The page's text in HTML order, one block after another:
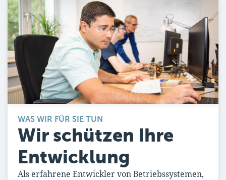
WAS WIR FÜR SIE TUN
Wir schützen Ihre
Entwicklung
Als erfahrene Entwickler von Betriebssystemen,